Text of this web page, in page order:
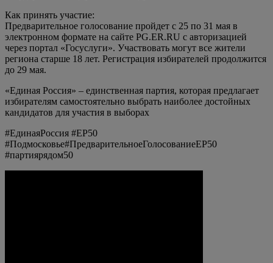
Как принять участие:
Предварительное голосование пройдет с 25 по 31 мая в
электронном формате на сайте PG.ER.RU с авторизацией
через портал «Госуслуги». Участвовать могут все жители
региона старше 18 лет. Регистрация избирателей продолжится
до 29 мая.
«Единая Россия» – единственная партия, которая предлагает
избирателям самостоятельно выбрать наиболее достойных
кандидатов для участия в выборах
#ЕдинаяРоссия #ЕР50
#Подмосковье#ПредварительноеГолосованиеЕР50
#партиярядом50